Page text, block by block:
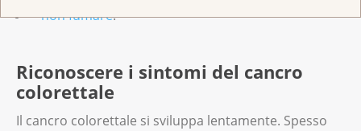
non fumare.
Riconoscere i sintomi del cancro
colorettale
Il cancro colorettale si sviluppa lentamente. Spesso